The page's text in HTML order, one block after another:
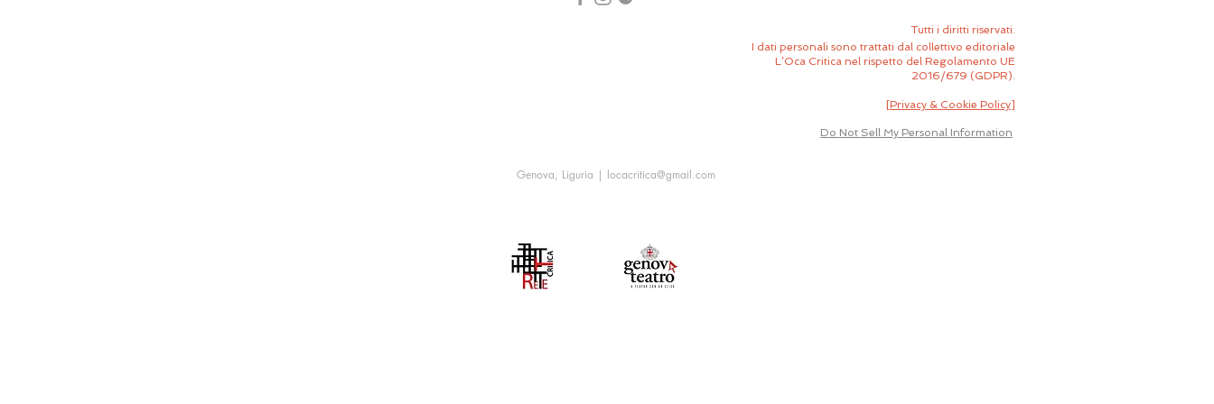
Tutti i diritti riservati.
I dati personali sono trattati dal collettivo editoriale
L’Oca Critica nel rispetto del Regolamento UE
2016/679 (GDPR).
[Privacy & Cookie Policy]
Do Not Sell My Personal Information
Genova, Liguria | locacritica@gmail.com